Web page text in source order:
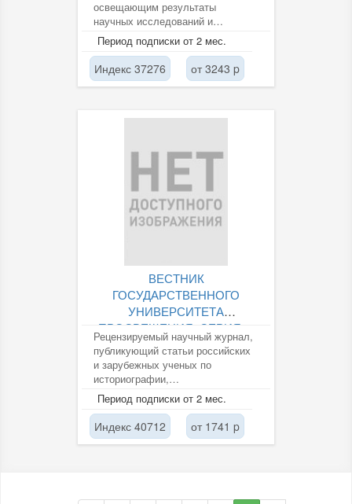
освещающим результаты
научных исследований и
передового опыта в области
развития транспорта. Входит в...
Период подписки от 2 мес.
Индекс 37276 от 3243 p
ВЕСТНИК
ГОСУДАРСТВЕННОГО
УНИВЕРСИТЕТА
ПРОСВЕЩЕНИЯ. СЕРИЯ:...
Рецензируемый научный журнал,
публикующий статьи российских
и зарубежных ученых по
историографии,
источниковедению, истории
России, всеобщей истории...
Период подписки от 2 мес.
Индекс 40712 от 1741 p